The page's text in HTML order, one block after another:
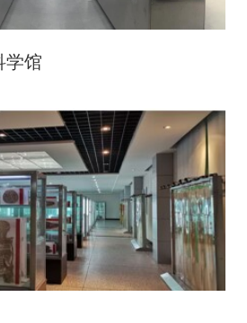
学馆